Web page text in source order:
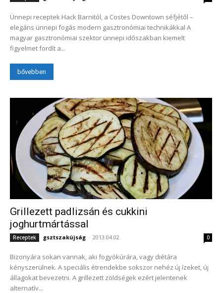
Ünnepi receptek Hack Barnitól, a Costes Downtown séfjétől –
elegáns ünnepi fogás modern gasztronómiai technikákkal A
magyar gasztronómiai szektor ünnepi időszakban kiemelt
figyelmet fordít a...
bővebben
Grillezett padlizsán és cukkini
joghurtmártással
Receptek gsztszakújság - 2013.04.02. 0
Bizonyára sokan vannak, aki fogyókúrára, vagy diétára
kényszerülnek. A speciális étrendekbe sokszor nehéz új ízeket, új
állagokat bevezetni. A grillezett zöldségek ezért jelentenek
alternatív...